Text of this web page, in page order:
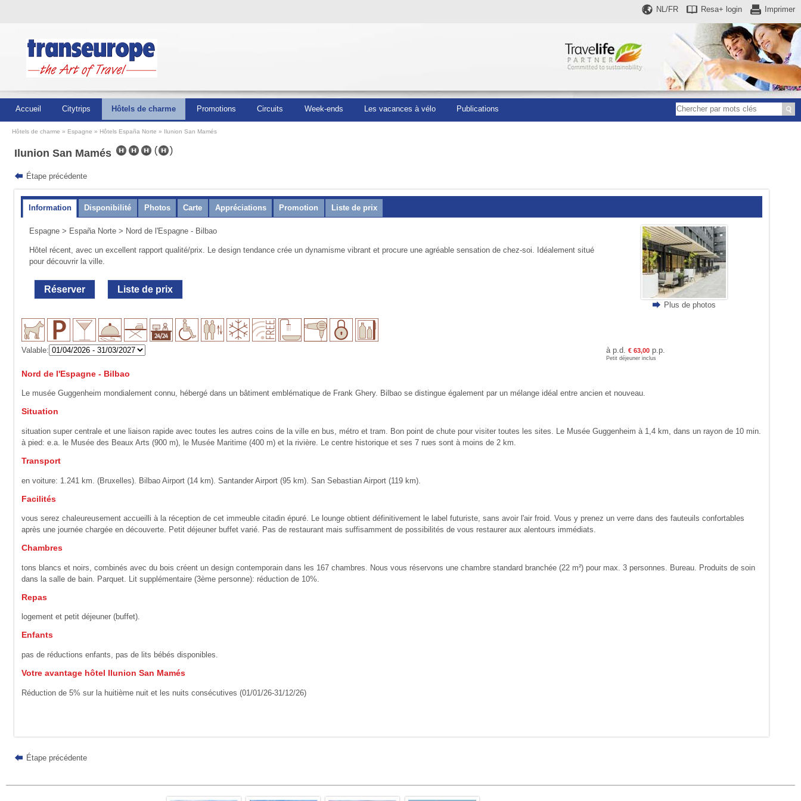
Imprimer
Resa+ login
NL/FR
Accueil Citytrips Hôtels de charme Promotions Circuits Week-ends Les vacances à vélo Publications
Hôtels de charme Espagne Hôtels España Norte Ilunion San Mamés
Ilunion San Mamés
Étape précédente
Information Disponibilité Photos Carte Appréciations Promotion Liste de prix
Espagne > España Norte > Nord de l'Espagne - Bilbao
Hôtel récent, avec un excellent rapport qualité/prix. Le design tendance crée un dynamisme vibrant et procure une agréable sensation de chez-soi. Idéalement situé
pour découvrir la ville.
Réserver Liste de prix
Plus de photos
Valable: à p.d.€ 63,00 p.p.
Petit déjeuner inclus
Nord de l'Espagne - Bilbao
Le musée Guggenheim mondialement connu, hébergé dans un bâtiment emblématique de Frank Ghery. Bilbao se distingue également par un mélange idéal entre ancien et nouveau.
Situation
situation super centrale et une liaison rapide avec toutes les autres coins de la ville en bus, métro et tram. Bon point de chute pour visiter toutes les sites. Le Musée Guggenheim à 1,4 km, dans un rayon de 10 min.
à pied: e.a. le Musée des Beaux Arts (900 m), le Musée Maritime (400 m) et la rivière. Le centre historique et ses 7 rues sont à moins de 2 km.
Transport
en voiture: 1.241 km. (Bruxelles). Bilbao Airport (14 km). Santander Airport (95 km). San Sebastian Airport (119 km).
Facilités
vous serez chaleureusement accueilli à la réception de cet immeuble citadin épuré. Le lounge obtient définitivement le label futuriste, sans avoir l'air froid. Vous y prenez un verre dans des fauteuils confortables
après une journée chargée en découverte. Petit déjeuner buffet varié. Pas de restaurant mais suffisamment de possibilités de vous restaurer aux alentours immédiats.
Chambres
tons blancs et noirs, combinés avec du bois créent un design contemporain dans les 167 chambres. Nous vous réservons une chambre standard branchée (22 m²) pour max. 3 personnes. Bureau. Produits de soin
dans la salle de bain. Parquet. Lit supplémentaire (3ème personne): réduction de 10%.
Repas
logement et petit déjeuner (buffet).
Enfants
pas de réductions enfants, pas de lits bébés disponibles.
Votre avantage hôtel Ilunion San Mamés
Réduction de 5% sur la huitième nuit et les nuits consécutives (01/01/26-31/12/26)
Étape précédente